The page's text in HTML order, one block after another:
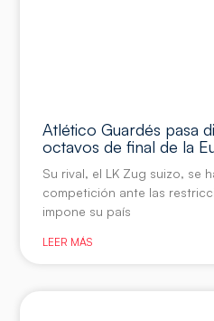
Atlético Guardés pasa
octavos de final de la
Su rival, el LK Zug suizo, se
competición ante las
impone su país
LEER MÁS